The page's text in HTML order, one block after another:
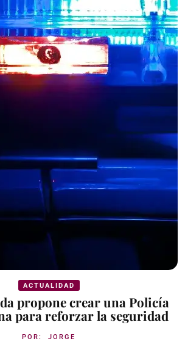
ACTUALIDAD
propone crear una Policía
para reforzar la seguridad
POR: JORGE